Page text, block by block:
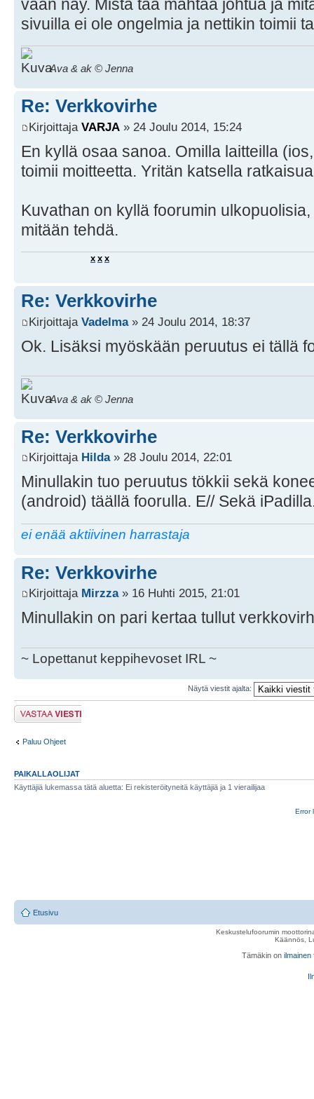
vaan näy. Mistä tää mahtaa johtua ja
sivuilla ei ole ongelmia ja nettikin toimii
Ava & ak © Jenna
Re: Verkkovirhe
Kirjoittaja VARJA » 24 Joulu 2014, 15:24
En kyllä osaa sanoa. Omilla laitteilla
toimii moitteetta. Yritän katsella
Kuvathan on kyllä foorumin
mitään tehdä.
x x x
Re: Verkkovirhe
Kirjoittaja Vadelma» 24 Joulu 2014, 18:37
Ok. Lisäksi myöskään peruutus ei tällä
Ava & ak © Jenna
Re: Verkkovirhe
Kirjoittaja Hilda» 28 Joulu 2014, 22:01
Minullakin tuo peruutus tökkii sekä
(android) täällä foorulla. E// Sekä
ei enää aktiivinen harrastaja
Re: Verkkovirhe
Kirjoittaja Mirzza» 16 Huhti 2015, 21:01
Minullakin on pari kertaa tullut
~ Lopettanut keppihevoset IRL ~
Näytä viestit ajalta:
Lähetä vastaus
Paluu Ohjeet
PAIKALLAOLIJAT
Käyttäjiä lukemassa tätä aluetta: Ei rekisteröityneitä käyttäjiä ja 1 vierailijaa
Error
Etusivu
Keskustelufoorumin
Käännös,
Tämäkin on ilmainen